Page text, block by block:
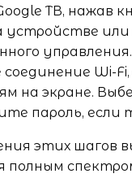
ТВ, нажав
устройстве
управления.
Wi-Fi,
на экране.
пароль, если
этих шагов
полным